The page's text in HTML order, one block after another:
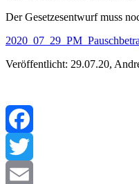
Der Gesetzesentwurf muss
Veröffentlicht: 29.07.20,
Facebook
Twitter